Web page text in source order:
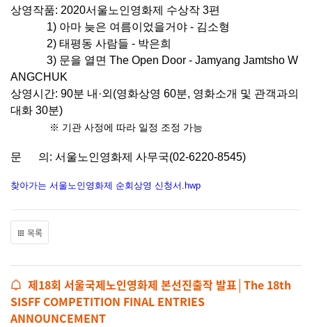
상영작품: 2020서울노인영화제 수상작 3편
1) 아마 늦은 여름이었을거야 - 김소형
2) 태평동 사람들 - 박은희
3) 문을 열면 The Open Door - Jamyang Jamtsho W
ANGCHUK
상영시간: 90분 내 ·외 (영화상영 60분, 영화소개 및 관객과의
대화 30분)
※ 기관 사정에 따라 일정 조정 가능
문 의: 서울노인영화제 사무국(02-6220-8545)
찾아가는 서울노인영화제 순회상영 신청서.hwp
목록
제18회 서울국제노인영화제 본선진출작 발표│The 18th
SISFF COMPETITION FINAL ENTRIES
ANNOUNCEMENT